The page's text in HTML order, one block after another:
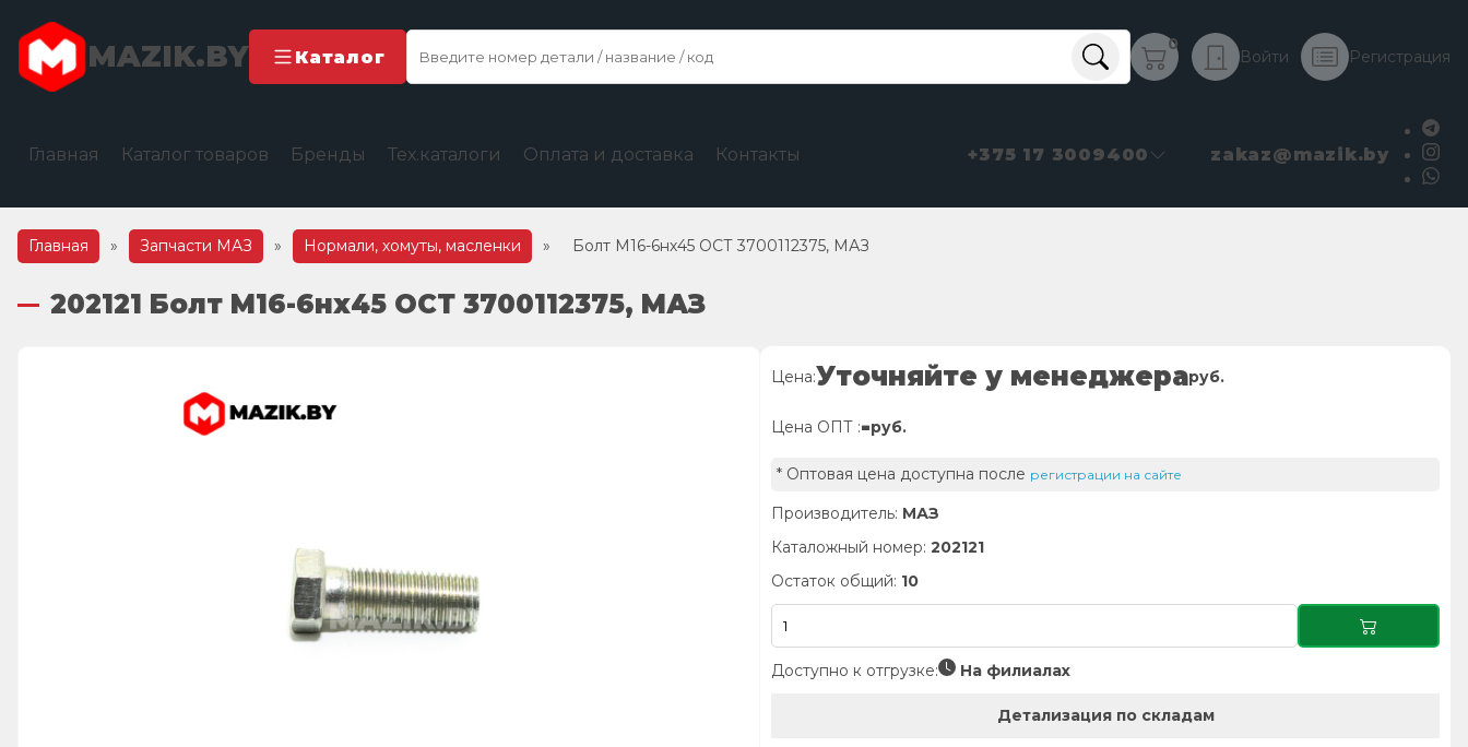
MAZIK.BY Каталог
0
Войти Регистрация
Главная Каталог товаров Бренды Тех.каталоги Оплата и доставка Контакты +375 17 3009400 zakaz@mazik.by
Главная » Запчасти МАЗ » Нормали, хомуты, масленки » Болт М16-6нх45 ОСТ 3700112375, МАЗ
202121 Болт М16-6нх45 ОСТ 3700112375, МАЗ
Цена:Уточняйте у менеджераруб.
Цена ОПТ :-руб.
* Оптовая цена доступна после регистрации на сайте
Производитель: МАЗ
Каталожный номер: 202121
Остаток общий: 10
Доступно к отгрузке: На филиалах
Детализация по складам